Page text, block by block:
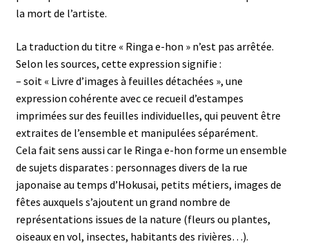
la mort de l’artiste.
La traduction du titre « Ringa e-hon » n’est pas arrêtée.
Selon les sources, cette expression signifie :
– soit « Livre d’images à feuilles détachées », une
expression cohérente avec ce recueil d’estampes
imprimées sur des feuilles individuelles, qui peuvent être
extraites de l’ensemble et manipulées séparément.
Cela fait sens aussi car le Ringa e-hon forme un ensemble
de sujets disparates : personnages divers de la rue
japonaise au temps d’Hokusai, petits métiers, images de
fêtes auxquels s’ajoutent un grand nombre de
représentations issues de la nature (fleurs ou plantes,
oiseaux en vol, insectes, habitants des rivières…).